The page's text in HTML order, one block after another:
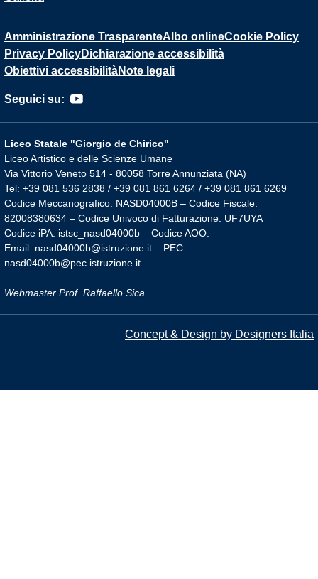
Amministrazione TrasparenteAlbo onlineCookie Policy
Privacy PolicyDichiarazione accessibilità
Obiettivi accessibilitàNote legali
Seguici su:
Liceo Statale "Giorgio de Chirico"
Liceo Artistico e delle Scienze Umane
Via Vittorio Veneto 514 - 80058 Torre Annunziata (NA)
Tel: +39 081 536 2838 / +39 081 861 6264 / +39 081 861 6269
Codice Meccanografico: NASD04000B – Codice Fiscale:
82008380634 – Codice Univoco di Fatturazione: UF7UYA
Codice iPA: istsc_nasd04000b – Codice AOO:
Email: nasd04000b@istruzione.it – PEC:
nasd04000b@pec.istruzione.it
Webmaster Prof. Raffaello Sica
Concept & Design by Designers Italia